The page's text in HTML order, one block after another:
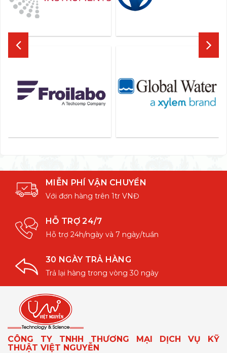
MIỄN PHÍ VẬN CHUYỂN
Với đơn hàng trên 1tr VNĐ
HỖ TRỢ 24/7
Hỗ trợ 24h/ngày và 7 ngày/tuần
30 NGÀY TRẢ HÀNG
Trả lại hàng trong vòng 30 ngày
CÔNG TY TNHH THƯƠNG MẠI DỊCH VỤ KỸ
THUẬT VIỆT NGUYỄN